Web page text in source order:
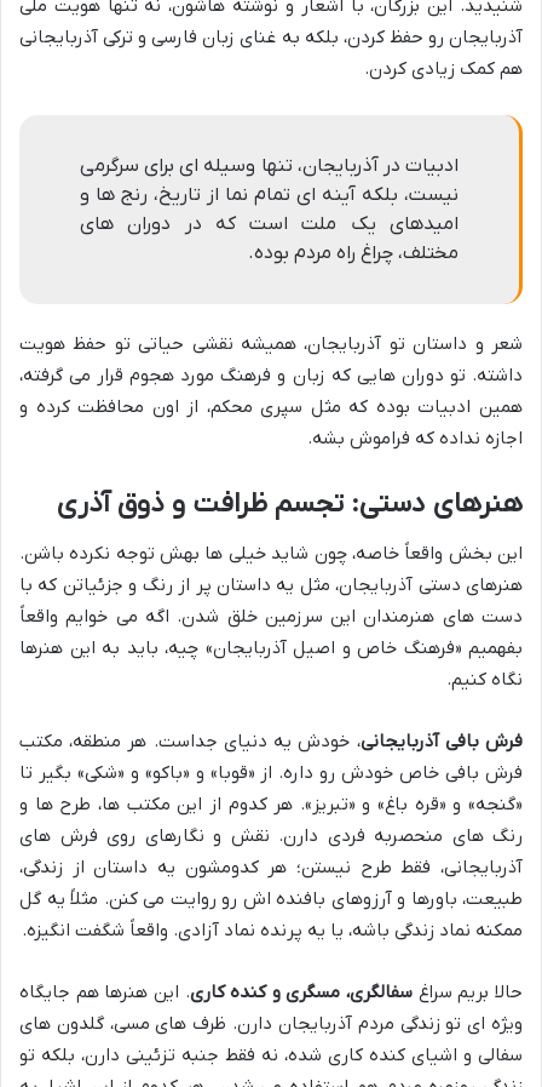
شنیدید. این بزرگان، با اشعار و نوشته هاشون، نه تنها هویت ملی
آذربایجان رو حفظ کردن، بلکه به غنای زبان فارسی و ترکی آذربایجانی
هم کمک زیادی کردن.
ادبیات در آذربایجان، تنها وسیله ای برای سرگرمی
نیست، بلکه آینه ای تمام نما از تاریخ، رنج ها و
امیدهای یک ملت است که در دوران های
مختلف، چراغ راه مردم بوده.
شعر و داستان تو آذربایجان، همیشه نقشی حیاتی تو حفظ هویت
داشته. تو دوران هایی که زبان و فرهنگ مورد هجوم قرار می گرفته،
همین ادبیات بوده که مثل سپری محکم، از اون محافظت کرده و
اجازه نداده که فراموش بشه.
هنرهای دستی: تجسم ظرافت و ذوق آذری
این بخش واقعاً خاصه، چون شاید خیلی ها بهش توجه نکرده باشن.
هنرهای دستی آذربایجان، مثل یه داستان پر از رنگ و جزئیاتن که با
دست های هنرمندان این سرزمین خلق شدن. اگه می خوایم واقعاً
بفهمیم «فرهنگ خاص و اصیل آذربایجان» چیه، باید به این هنرها
نگاه کنیم.
فرش بافی آذربایجانی، خودش یه دنیای جداست. هر منطقه، مکتب
فرش بافی خاص خودش رو داره. از «قوبا» و «باکو» و «شکی» بگیر تا
«گنجه» و «قره باغ» و «تبریز». هر کدوم از این مکتب ها، طرح ها و
رنگ های منحصربه فردی دارن. نقش و نگارهای روی فرش های
آذربایجانی، فقط طرح نیستن؛ هر کدومشون یه داستان از زندگی،
طبیعت، باورها و آرزوهای بافنده اش رو روایت می کنن. مثلاً یه گل
ممکنه نماد زندگی باشه، یا یه پرنده نماد آزادی. واقعاً شگفت انگیزه.
حالا بریم سراغ سفالگری، مسگری و کنده کاری. این هنرها هم جایگاه
ویژه ای تو زندگی مردم آذربایجان دارن. ظرف های مسی، گلدون های
سفالی و اشیای کنده کاری شده، نه فقط جنبه تزئینی دارن، بلکه تو